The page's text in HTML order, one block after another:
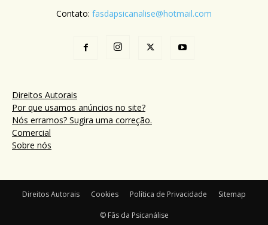
Contato: fasdapsicanalise@hotmail.com
Direitos Autorais
Por que usamos anúncios no site?
Nós erramos? Sugira uma correção.
Comercial
Sobre nós
Direitos Autorais Cookies Política de Privacidade Sitemap
© Fãs da Psicanálise